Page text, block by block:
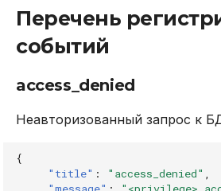
local_startup
recover_local_db
rename_procedure
Перечень
событий
access_denied
Неавторизованный запрос к
{
"title" : "access_denied"